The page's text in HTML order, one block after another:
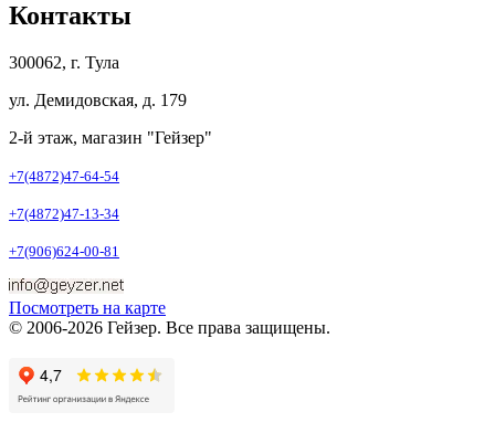
Контакты
300062, г. Тула
ул. Демидовская, д. 179
2-й этаж, магазин "Гейзер"
+7(4872)47-64-54
+7(4872)47-13-34
+7(906)624-00-81
Посмотреть на карте
© 2006-2026 Гейзер. Все права защищены.